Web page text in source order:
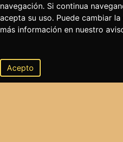
navegación. Si continua
acepta su uso. Puede cambiar
más información en nuestro
Acepto